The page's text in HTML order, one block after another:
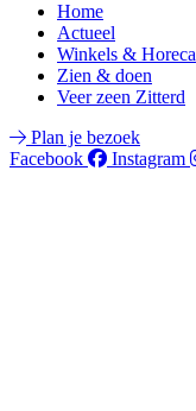
Home
Actueel
Winkels & Horeca
Zien & doen
Veer zeen Zitterd
Plan je bezoek
Facebook
Instagram